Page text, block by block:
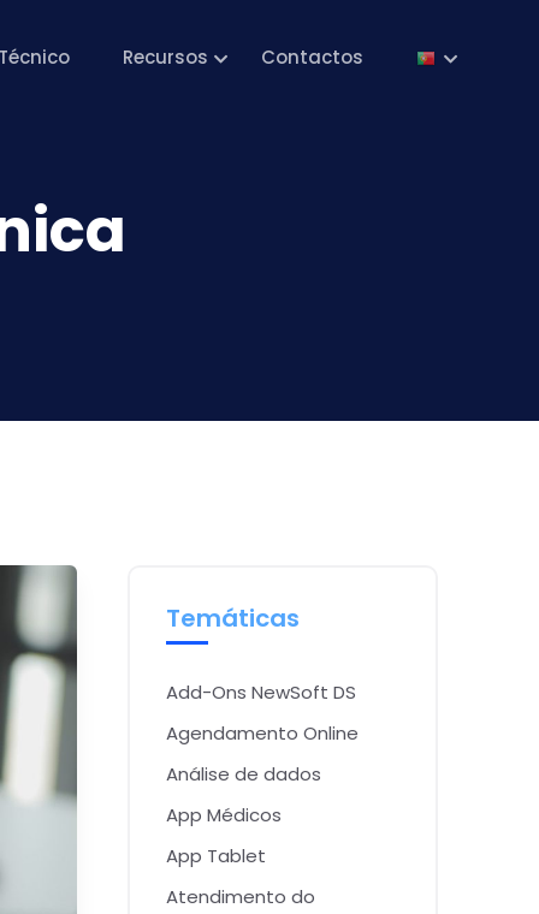
Recursos Contactos
Temáticas
Add-Ons NewSoft DS
Agendamento Online
Análise de dados
App Médicos
App Tablet
Atendimento do